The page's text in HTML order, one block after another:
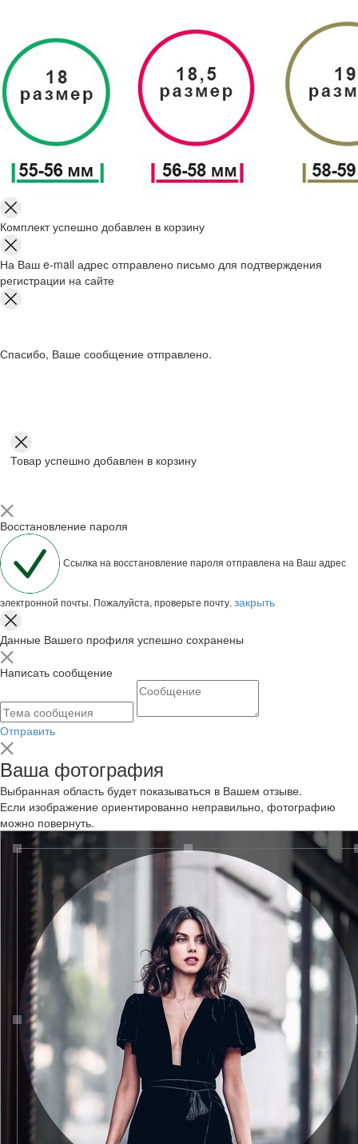
Комплект успешно добавлен в корзину
На Ваш e-mail адрес отправлено письмо для подтверждения
регистрации на сайте
Спасибо, Ваше сообщение отправлено.
Товар успешно добавлен в корзину
Восстановление пароля
Ссылка на восстановление пароля отправлена на Ваш адрес
электронной почты. Пожалуйста, проверьте почту. закрыть
Данные Вашего профиля успешно сохранены
Написать сообщение
Отправить
Ваша фотография
Выбранная область будет показываться в Вашем отзыве.
Если изображение ориентированно неправильно, фотографию
можно повернуть.